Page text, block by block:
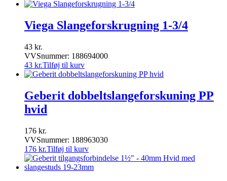
Viega Slangeforskrugning 1-3/4
43 kr.
VVSnummer: 188694000
43 kr.Tilføj til kurv
Geberit dobbeltslangeforskuning PP
hvid
176 kr.
VVSnummer: 188963030
176 kr.Tilføj til kurv